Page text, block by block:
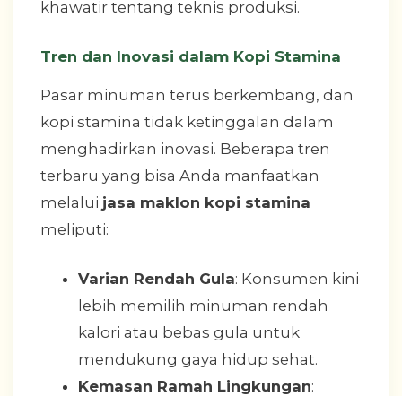
khawatir tentang teknis produksi.
Tren dan Inovasi dalam Kopi Stamina
Pasar minuman terus berkembang, dan
kopi stamina tidak ketinggalan dalam
menghadirkan inovasi. Beberapa tren
terbaru yang bisa Anda manfaatkan
melalui jasa maklon kopi stamina
meliputi:
Varian Rendah Gula: Konsumen kini
lebih memilih minuman rendah
kalori atau bebas gula untuk
mendukung gaya hidup sehat.
Kemasan Ramah Lingkungan: